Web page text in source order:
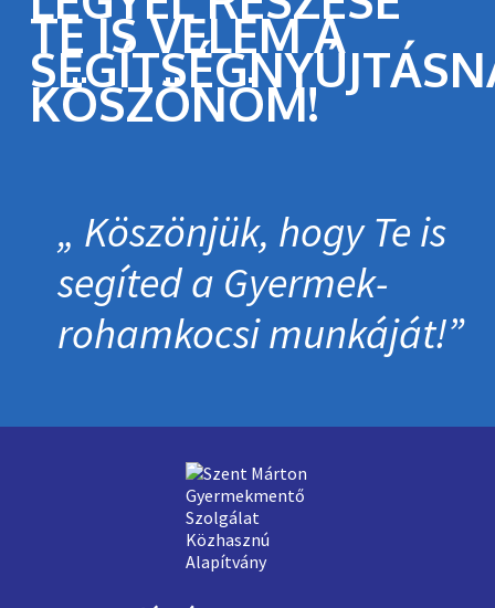
TE IS VELEM A
KÖSZÖNÖM!
Köszönjük, hogy Te is
segíted a Gyermek­
roham­kocsi munkáját!